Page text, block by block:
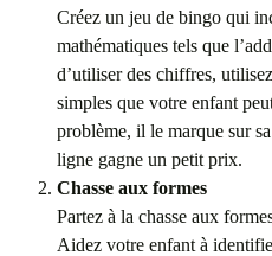
Créez un jeu de bingo qui
mathématiques tels que
d’utiliser des chiffres,
simples que votre enfant
problème, il le marque sur
ligne gagne un petit prix.
Chasse aux formes
Partez à la chasse aux
Aidez votre enfant à